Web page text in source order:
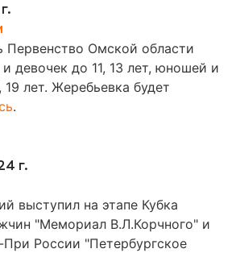
Первенство Омской области
девочек до 11, 13 лет, юношей и
19 лет. Жеребьевка будет
.
г.
выступил на этапе Кубка
"Мемориал В.Л.Корчного" и
При России "Петербургское